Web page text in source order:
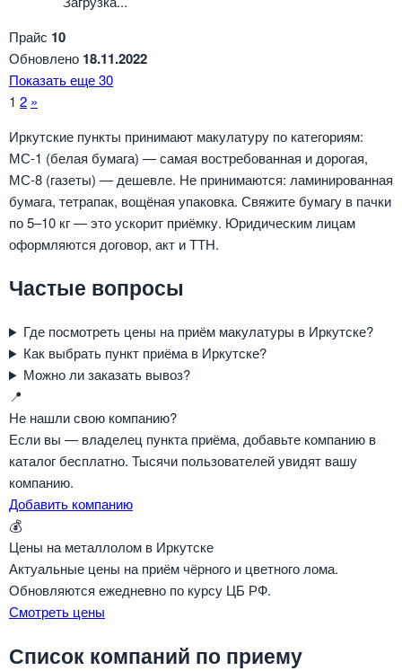
Прайс 10
Обновлено 18.11.2022
Показать еще 30
Навигация
по
страницам
1 2 »
Иркутские пункты принимают макулатуру по категориям:
МС-1 (белая бумага) — самая востребованная и дорогая,
МС-8 (газеты) — дешевле. Не принимаются: ламинированная
бумага, тетрапак, вощёная упаковка. Свяжите бумагу в пачки
по 5–10 кг — это ускорит приёмку. Юридическим лицам
оформляются договор, акт и ТТН.
Частые вопросы
Где посмотреть цены на приём макулатуры в Иркутске?
Как выбрать пункт приёма в Иркутске?
Можно ли заказать вывоз?
📍
Не нашли свою компанию?
Если вы — владелец пункта приёма, добавьте компанию в
каталог бесплатно. Тысячи пользователей увидят вашу
компанию.
Добавить компанию
💰
Цены на металлолом в Иркутске
Актуальные цены на приём чёрного и цветного лома.
Обновляются ежедневно по курсу ЦБ РФ.
Смотреть цены
Список компаний по приему